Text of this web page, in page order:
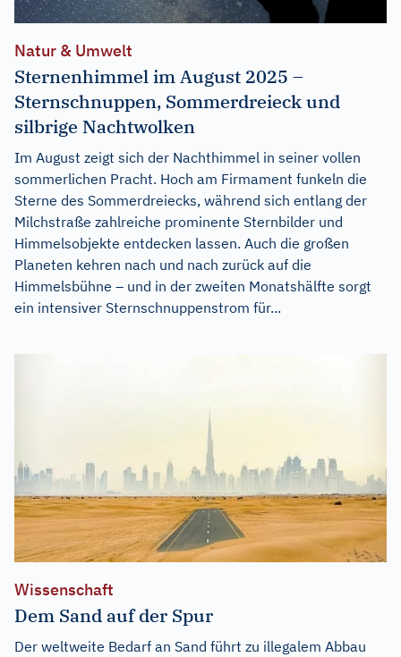
Natur & Umwelt
Sternenhimmel im August 2025 –
Sternschnuppen, Sommerdreieck und
silbrige Nachtwolken
Im August zeigt sich der Nachthimmel in seiner vollen
sommerlichen Pracht. Hoch am Firmament funkeln die
Sterne des Sommerdreiecks, während sich entlang der
Milchstraße zahlreiche prominente Sternbilder und
Himmelsobjekte entdecken lassen. Auch die großen
Planeten kehren nach und nach zurück auf die
Himmelsbühne – und in der zweiten Monatshälfte sorgt
ein intensiver Sternschnuppenstrom für...
Wissenschaft
Dem Sand auf der Spur
Der weltweite Bedarf an Sand führt zu illegalem Abbau